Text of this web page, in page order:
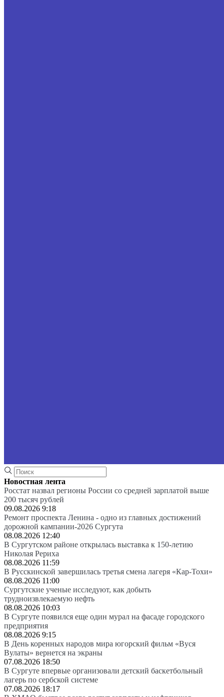
Новостная лента
Росстат назвал регионы России со средней зарплатой выше
200 тысяч рублей
09.08.2026 9:18
Ремонт проспекта Ленина - одно из главных достижений
дорожной кампании-2026 Сургута
08.08.2026 12:40
В Сургутском районе открылась выставка к 150-летию
Николая Рериха
08.08.2026 11:59
В Русскинской завершилась третья смена лагеря «Кар-Тохи»
08.08.2026 11:00
Сургутские ученые исследуют, как добыть
трудноизвлекаемую нефть
08.08.2026 10:03
В Сургуте появился еще один мурал на фасаде городского
предприятия
08.08.2026 9:15
В День коренных народов мира югорский фильм «Вуся
Вулаты» вернется на экраны
07.08.2026 18:50
В Сургуте впервые организовали детский баскетбольный
лагерь по сербской системе
07.08.2026 18:17